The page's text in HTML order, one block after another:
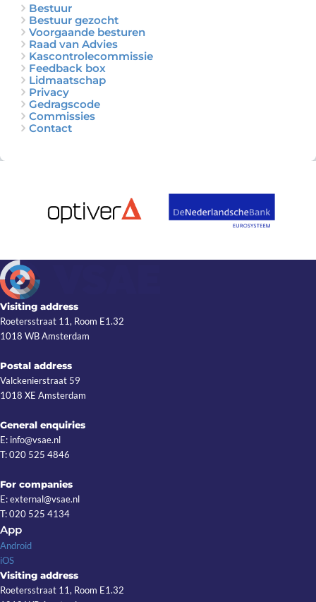
Bestuur
Bestuur gezocht
Voorgaande besturen
Raad van Advies
Kascontrolecommissie
Feedback box
Lidmaatschap
Privacy
Gedragscode
Commissies
Contact
Visiting address
Roetersstraat 11, Room E1.32
1018 WB Amsterdam
Postal address
Valckenierstraat 59
1018 XE Amsterdam
General enquiries
E: info@vsae.nl
T: 020 525 4846
For companies
E: external@vsae.nl
T: 020 525 4134
App
Android
iOS
Visiting address
Roetersstraat 11, Room E1.32